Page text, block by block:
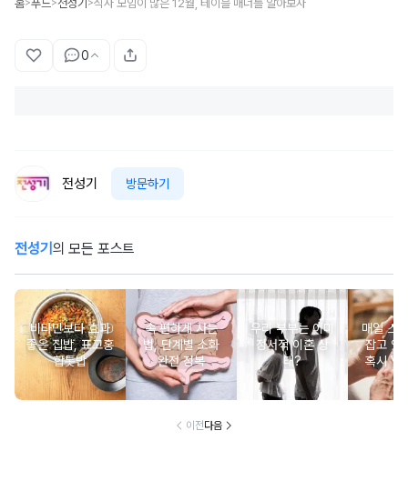
홈>푸드>전성기 >식사 모임이 많은 12월, 테이블 매너를 알아보자
0
전성기 방문하기
전성기 의 모든 포스트
비타민보다 효과
좋은 집밥, 표고홍
합톳밥
속 편하게 사는
법, 단계별 소화
완전 정복
우리 부부는 이미
정서적 이혼 상
태?
매일 스
잡고 있
혹시
이전다음